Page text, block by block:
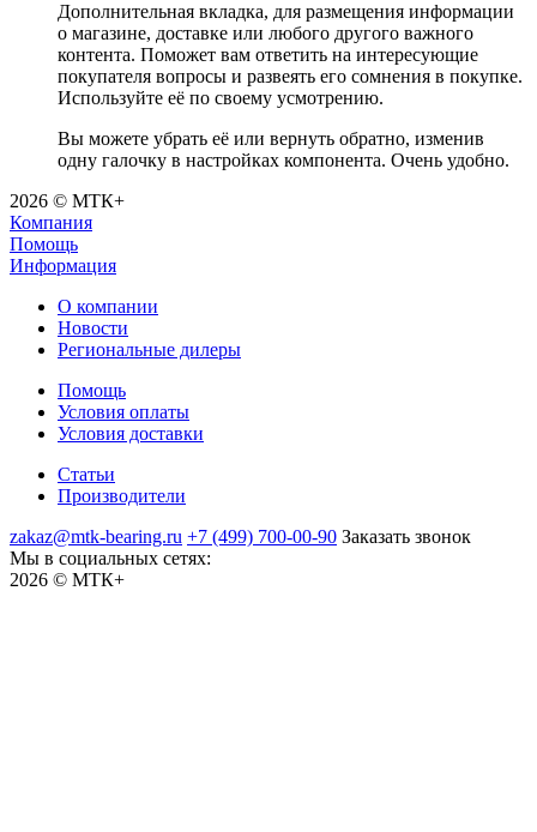
Дополнительная вкладка, для размещения информации
о магазине, доставке или любого другого важного
контента. Поможет вам ответить на интересующие
покупателя вопросы и развеять его сомнения в покупке.
Используйте её по своему усмотрению.
Вы можете убрать её или вернуть обратно, изменив
одну галочку в настройках компонента. Очень удобно.
2026 © МТК+
Компания
Помощь
Информация
О компании
Новости
Региональные дилеры
Помощь
Условия оплаты
Условия доставки
Статьи
Производители
zakaz@mtk-bearing.ru +7 (499) 700-00-90 Заказать звонок
Мы в социальных сетях:
2026 © МТК+